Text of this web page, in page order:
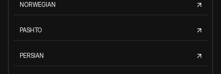
NORWEGIAN
PASHTO
PERSIAN